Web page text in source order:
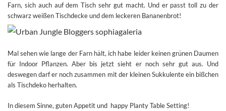
Farn, sich auch auf dem Tisch sehr gut macht. Und er passt toll zu der
schwarz weißen Tischdecke und dem leckeren Bananenbrot!
Mal sehen wie lange der Farn hält, ich habe leider keinen grünen Daumen
für Indoor Pflanzen. Aber bis jetzt sieht er noch sehr gut aus. Und
deswegen darf er noch zusammen mit der kleinen Sukkulente ein bißchen
als Tischdeko herhalten.
In diesem Sinne, guten Appetit und happy Planty Table Setting!